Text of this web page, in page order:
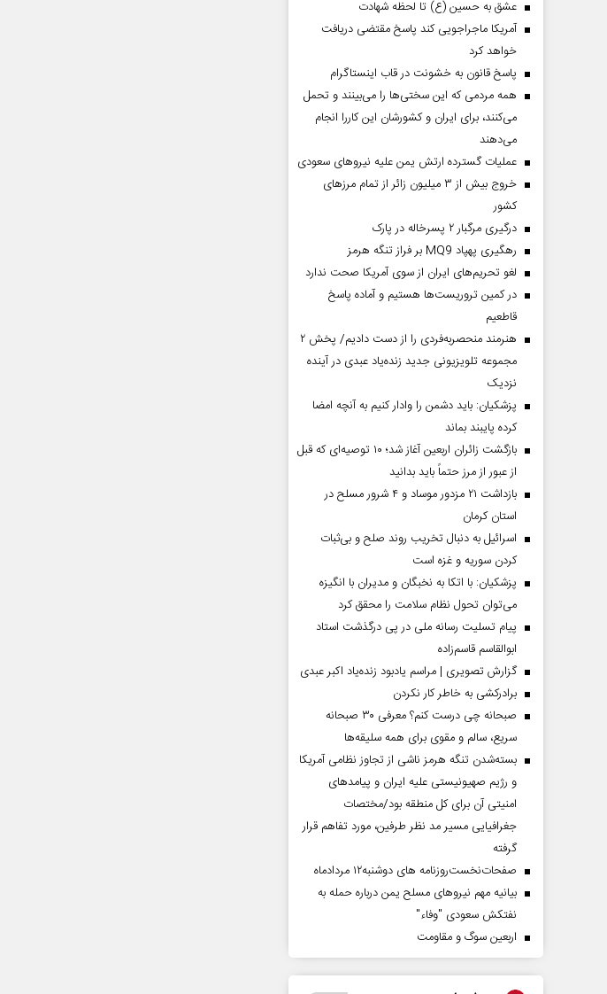
عشق به حسین (ع) تا لحظه شهادت
آمریکا ماجراجویی کند پاسخ مقتضی دریافت
خواهد کرد
پاسخ قانون به خشونت در قاب اینستاگرام
همه مردمی که این سختی‌ها را می‌بینند و تحمل
می‌کنند، برای ایران و کشورشان این کاررا انجام
می‌دهند
عملیات گسترده ارتش یمن علیه نیروهای سعودی
خروج بیش از ۳ میلیون زائر از تمام مرز‌های
کشور
درگیری مرگبار ۲ پسرخاله در پارک
رهگیری پهپاد MQ9 بر فراز تنگه هرمز
لغو تحریم‌های ایران از سوی آمریکا صحت ندارد
در کمین تروریست‌ها هستیم و آماده پاسخ
قاطعیم
هنرمند منحصر‌به‌فردی را از دست دادیم/ پخش ۲
مجموعه تلویزیونی جدید زنده‌یاد عبدی در آینده
نزدیک
پزشکیان: باید دشمن را وادار کنیم به آنچه امضا
کرده پایبند بماند
بازگشت زائران اربعین آغاز شد؛ ۱۰ توصیه‌ای که قبل
از عبور از مرز حتماً باید بدانید
بازداشت ۲۱ مزدور موساد و ۴ شرور مسلح در
استان کرمان
اسرائیل به دنبال تخریب روند صلح و بی‌ثبات
کردن سوریه و غزه است
پزشکیان: با اتکا به نخبگان و مدیران با انگیزه
می‌توان تحول نظام سلامت را محقق کرد
پیام تسلیت رسانه ملی در پی درگذشت استاد
ابوالقاسم قاسم‌زاده
گزارش تصویری | مراسم یادبود زنده‌یاد اکبر عبدی
برادرکشی به خاطر کار نکردن
صبحانه چی درست کنم؟ معرفی ۳۰ صبحانه
سریع، سالم و مقوی برای همه سلیقه‌ها
بسته‌شدن تنگه هرمز ناشی از تجاوز نظامی آمریکا
و رژیم صهیونیستی علیه ایران و پیامد‌های
امنیتی آن برای کل منطقه بود/مختصات
جغرافیایی مسیر مد نظر طرفین، مورد تفاهم قرار
گرفته
صفحات‌نخست‌روزنامه ها‌ی دوشنبه‌۱۲ مردادماه
بیانیه مهم نیروهای مسلح یمن درباره حمله به
نفتکش سعودی "وفاء"
اربعین سوگ و مقاومت
صفحات نخست‌روزنامه ها‌ی پنجشنبه‌۸ مردادماه